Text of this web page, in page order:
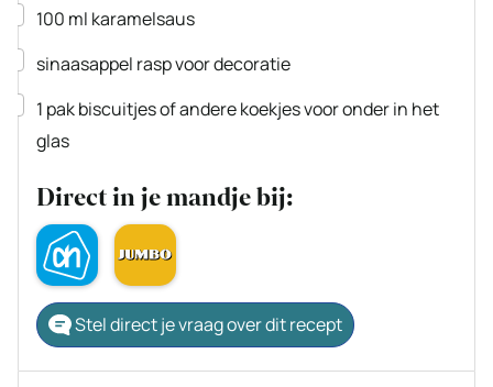
▢
100 ml karamelsaus
▢
sinaasappel rasp voor decoratie
▢
1 pakbiscuitjesof andere koekjes voor onder in het
glas
Direct in je mandje bij:
Stel direct je vraag over dit recept